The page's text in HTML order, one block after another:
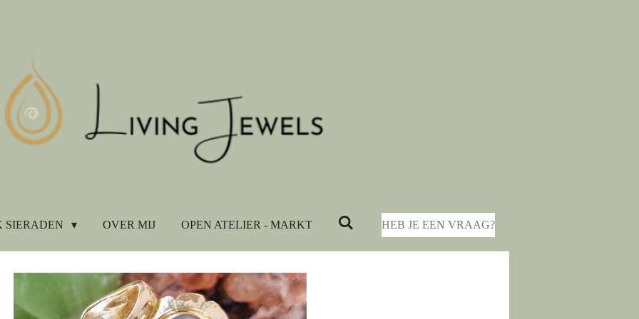
SIERADEN OVER MIJ OPEN ATELIER - MARKT HEB JE EEN VRAAG?